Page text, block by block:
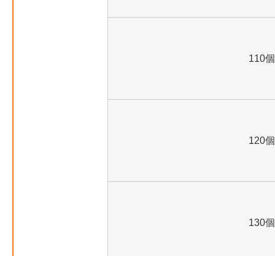
110個
120個
130個